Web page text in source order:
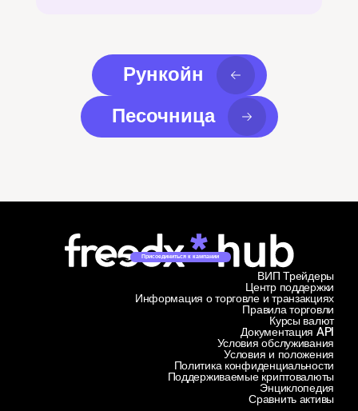
Рункойн
Песочница
Присоединиться к кампании
Центр поддержки
Информация о торговле и транзакциях
ВИП Трейдеры
Правила торговли
Курсы валют
Документация API
Условия обслуживания
Условия и положения
Политика конфиденциальности
Поддерживаемые криптовалюты
Энциклопедия
Сравнить активы